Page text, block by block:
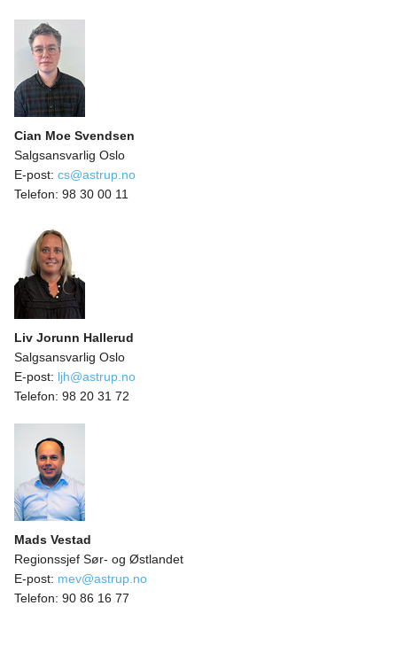
Cian Moe Svendsen
Salgsansvarlig Oslo
E-post: cs@astrup.no
Telefon: 98 30 00 11
Liv Jorunn Hallerud
Salgsansvarlig Oslo
E-post: ljh@astrup.no
Telefon: 98 20 31 72
Mads Vestad
Regionssjef Sør- og Østlandet
E-post: mev@astrup.no
Telefon: 90 86 16 77